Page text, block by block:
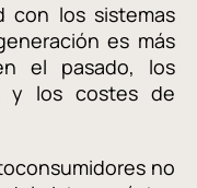
con los sistemas
es más
el pasado, los
y los costes de
no